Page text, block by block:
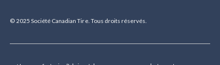
© 2025 Société Canadian Tire. Tous droits réservés.